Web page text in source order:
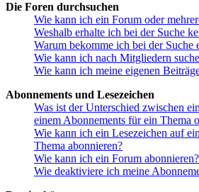
Die Foren durchsuchen
Wie kann ich ein Forum oder
Weshalb erhalte ich bei der Suche
Warum bekomme ich bei der Suche
Wie kann ich nach Mitgliedern
Wie kann ich meine eigenen
Abonnements und Lesezeichen
Was ist der Unterschied zwischen
einem Abonnements für ein Thema
Wie kann ich ein Lesezeichen auf
Thema abonnieren?
Wie kann ich ein Forum abonnieren?
Wie deaktiviere ich meine